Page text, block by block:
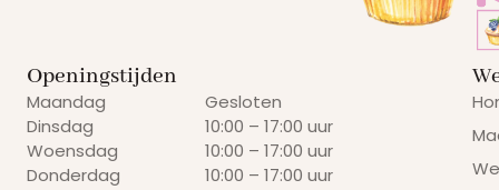
Openingstijden
Maandag
Dinsdag
Woensdag
Donderdag
Gesloten
10:00 – 17:00 uur
10:00 – 17:00 uur
10:00 – 17:00 uur